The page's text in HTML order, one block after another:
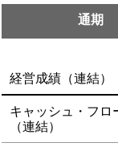
通期
経営成績（連結）
キャッシュ・フロ
（連結）